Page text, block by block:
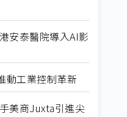
安泰醫院導入AI影
動工業控制革新
美商Juxta引進尖